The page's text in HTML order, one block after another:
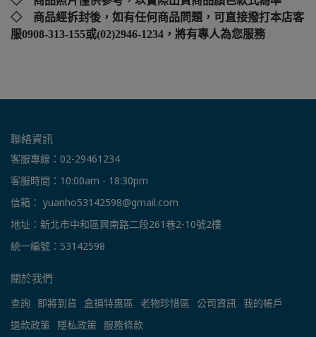
◇ 商品經拆封後，如有任何商品問題，可直接撥打本店客
服0908-313-155或(02)2946-1234，將有專人為您服務
聯絡資訊
客服專線：02-29461234
客服時間：10:00am - 18:30pm
信箱： yuanho53142598@gmail.com
地址：新北市中和區興南路二段261巷2-10號2樓
統一編號：53142598
關於我們
查詢 即將到貨 盒損特惠區 老物珍惜區 公司資訊 我的帳戶
退款政策 隱私政策 服務條款